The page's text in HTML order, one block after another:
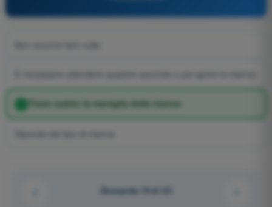
Tirare subito la maniglia della riserva
Domanda 19 di 23